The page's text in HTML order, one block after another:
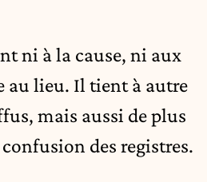
ni à la cause, ni aux
au lieu. Il tient à autre
mais aussi de plus
des registres.